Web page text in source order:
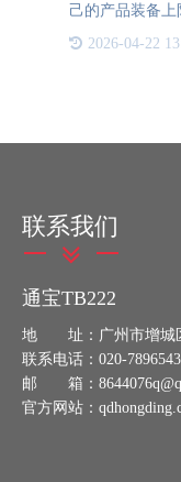
己的产品装备上
来以假乱真。
2026-04-22
联系我们
通宝TB222
地 址：广州市增城区
联系电话：020-
邮 箱：
官方网站：